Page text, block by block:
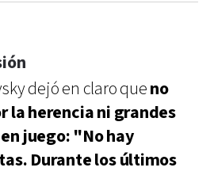
dejó en claro queno
la herencia ni grandes
juego: "No hay
Durante los últimos